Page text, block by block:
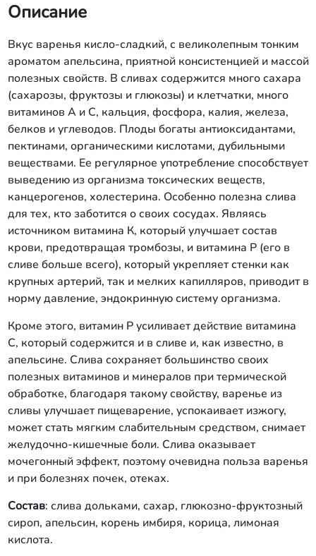
Описание
Вкус варенья кисло-сладкий, с великолепным тонким
ароматом апельсина, приятной консистенцией и массой
полезных свойств. В сливах содержится много сахара
(сахарозы, фруктозы и глюкозы) и клетчатки, много
витаминов А и С, кальция, фосфора, калия, железа,
белков и углеводов. Плоды богаты антиоксидантами,
пектинами, органическими кислотами, дубильными
веществами. Ее регулярное употребление способствует
выведению из организма токсических веществ,
канцерогенов, холестерина. Особенно полезна слива
для тех, кто заботится о своих сосудах. Являясь
источником витамина К, который улучшает состав
крови, предотвращая тромбозы, и витамина Р (его в
сливе больше всего), который укрепляет стенки как
крупных артерий, так и мелких капилляров, приводит в
норму давление, эндокринную систему организма.
Кроме этого, витамин Р усиливает действие витамина
С, который содержится и в сливе и, как известно, в
апельсине. Слива сохраняет большинство своих
полезных витаминов и минералов при термической
обработке, благодаря такому свойству, варенье из
сливы улучшает пищеварение, успокаивает изжогу,
может стать мягким слабительным средством, снимает
желудочно-кишечные боли. Слива оказывает
мочегонный эффект, поэтому очевидна польза варенья
и при болезнях почек, отеках.
Состав: слива дольками, сахар, глюкозно-фруктозный
сироп, апельсин, корень имбиря, корица, лимоная
кислота.